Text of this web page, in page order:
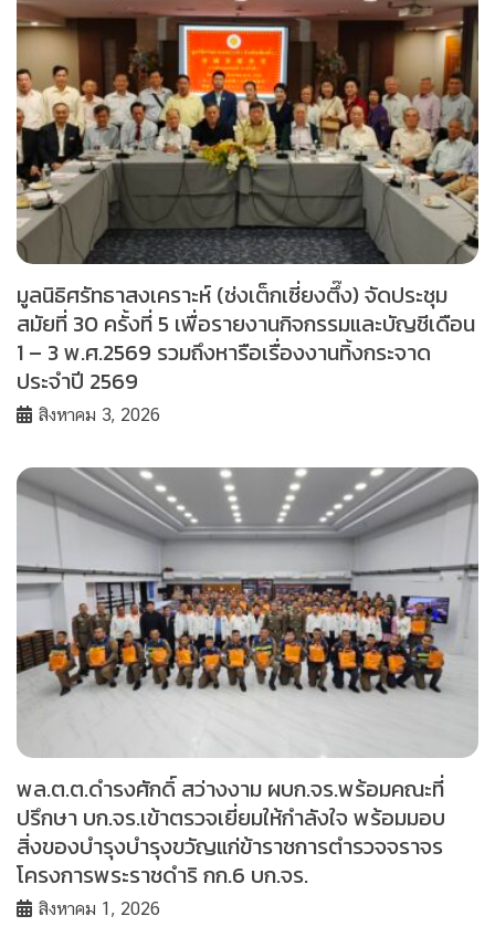
มูลนิธิศรัทธาสงเคราะห์ (ช่งเต็กเซี่ยงตึ๊ง) จัดประชุม
สมัยที่ 30 ครั้งที่ 5 เพื่อรายงานกิจกรรมและบัญชีเดือน
1 – 3 พ.ศ.2569 รวมถึงหารือเรื่องงานทิ้งกระจาด
ประจำปี 2569
สิงหาคม 3, 2026
พล.ต.ต.ดำรงศักดิ์ สว่างงาม ผบก.จร.พร้อมคณะที่
ปรึกษา บก.จร.เข้าตรวจเยี่ยมให้กำลังใจ พร้อมมอบ
สิ่งของบำรุงบำรุงขวัญแก่ข้าราชการตำรวจจราจร
โครงการพระราชดำริ กก.6 บก.จร.
สิงหาคม 1, 2026